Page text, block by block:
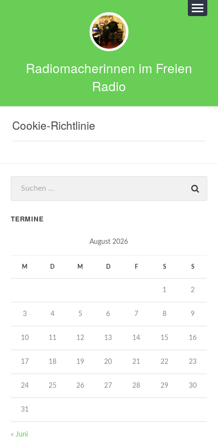
Radiomacherinnen im Freien
Radio
Cookie-Richtlinie
nach:
TERMINE
August 2026
M D M D F S S
1 2
3 4 5 6 7 8 9
10 11 12 13 14 15 16
17 18 19 20 21 22 23
24 25 26 27 28 29 30
31
« Juni